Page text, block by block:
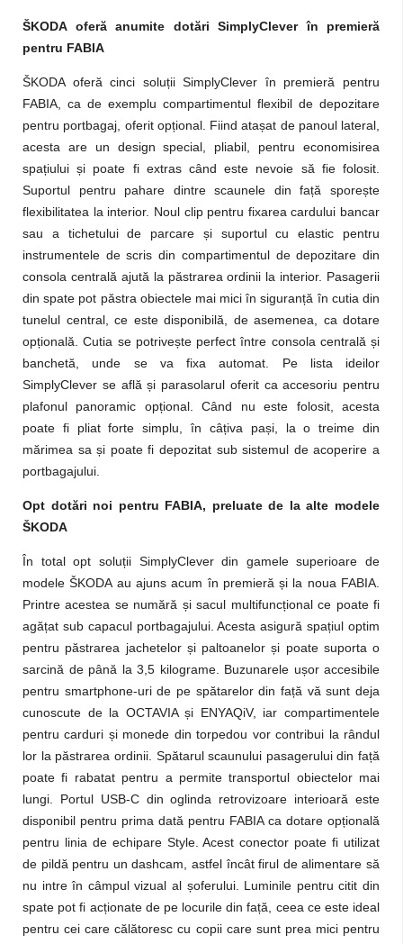
ŠKODA oferă anumite dotări SimplyClever în premieră
pentru FABIA
ŠKODA oferă cinci soluții SimplyClever în premieră pentru
FABIA, ca de exemplu compartimentul flexibil de depozitare
pentru portbagaj, oferit opțional. Fiind atașat de panoul lateral,
acesta are un design special, pliabil, pentru economisirea
spațiului și poate fi extras când este nevoie să fie folosit.
Suportul pentru pahare dintre scaunele din față sporește
flexibilitatea la interior. Noul clip pentru fixarea cardului bancar
sau a tichetului de parcare și suportul cu elastic pentru
instrumentele de scris din compartimentul de depozitare din
consola centrală ajută la păstrarea ordinii la interior. Pasagerii
din spate pot păstra obiectele mai mici în siguranță în cutia din
tunelul central, ce este disponibilă, de asemenea, ca dotare
opțională. Cutia se potrivește perfect între consola centrală și
banchetă, unde se va fixa automat. Pe lista ideilor
SimplyClever se află și parasolarul oferit ca accesoriu pentru
plafonul panoramic opțional. Când nu este folosit, acesta
poate fi pliat forte simplu, în câțiva pași, la o treime din
mărimea sa și poate fi depozitat sub sistemul de acoperire a
portbagajului.
Opt dotări noi pentru FABIA, preluate de la alte modele
ŠKODA
În total opt soluții SimplyClever din gamele superioare de
modele ŠKODA au ajuns acum în premieră și la noua FABIA.
Printre acestea se numără și sacul multifuncțional ce poate fi
agățat sub capacul portbagajului. Acesta asigură spațiul optim
pentru păstrarea jachetelor și paltoanelor și poate suporta o
sarcină de până la 3,5 kilograme. Buzunarele ușor accesibile
pentru smartphone-uri de pe spătarelor din față vă sunt deja
cunoscute de la OCTAVIA și ENYAQiV, iar compartimentele
pentru carduri și monede din torpedou vor contribui la rândul
lor la păstrarea ordinii. Spătarul scaunului pasagerului din față
poate fi rabatat pentru a permite transportul obiectelor mai
lungi. Portul USB-C din oglinda retrovizoare interioară este
disponibil pentru prima dată pentru FABIA ca dotare opțională
pentru linia de echipare Style. Acest conector poate fi utilizat
de pildă pentru un dashcam, astfel încât firul de alimentare să
nu intre în câmpul vizual al șoferului. Luminile pentru citit din
spate pot fi acționate de pe locurile din față, ceea ce este ideal
pentru cei care călătoresc cu copii care sunt prea mici pentru